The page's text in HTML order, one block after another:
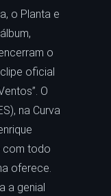
o Planta e
o
oficial
O
na Curva
com todo
oferece.
a genial